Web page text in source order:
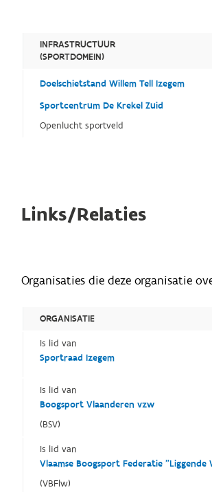
INFRASTRUCTUUR
(SPORTDOMEIN)
Doelschietstand Willem Tell Izegem
Sportcentrum De Krekel Zuid
Openlucht sportveld
Links/Relaties
Organisaties die deze organisatie
ORGANISATIE
Is lid van
Sportraad Izegem
Is lid van
Boogsport Vlaanderen vzw
(BSV)
Is lid van
Vlaamse Boogsport Federatie "Liggende
(VBFlw)